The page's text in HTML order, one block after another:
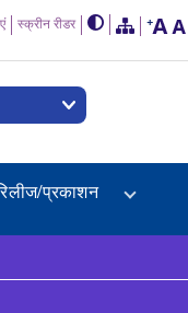
स्क्रीन रीडर
प्रकाशन